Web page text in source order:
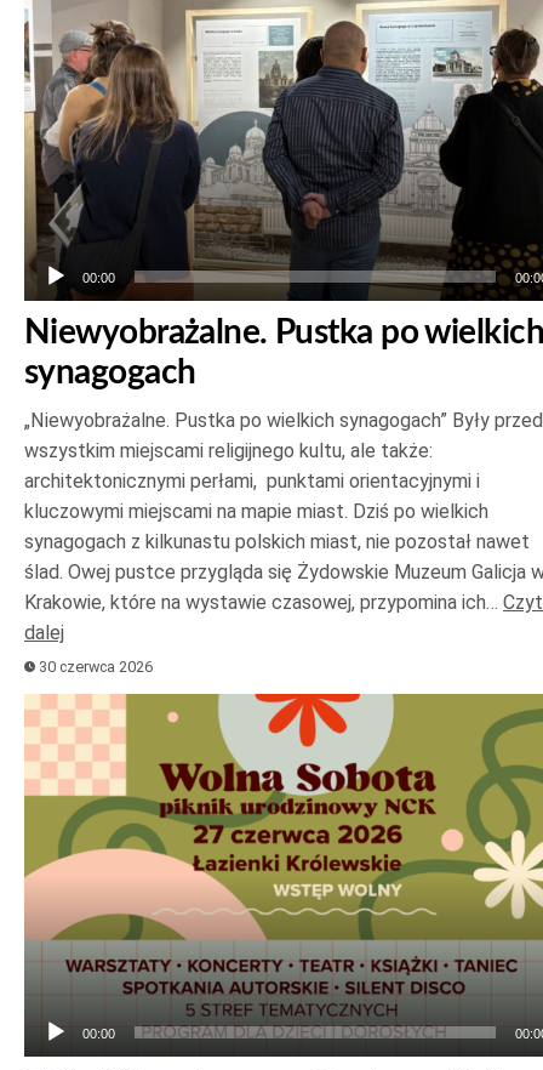
00:00
Niewyobrażalne. Pustka po wielkich
synagogach
„Niewyobrażalne. Pustka po wielkich synagogach” Były
wszystkim miejscami religijnego kultu, ale także:
architektonicznymi perłami, punktami orientacyjnymi i
kluczowymi miejscami na mapie miast. Dziś po wielkich
synagogach z kilkunastu polskich miast, nie pozostał nawet
ślad. Owej pustce przygląda się Żydowskie Muzeum Galicja
Krakowie, które na wystawie czasowej, przypomina ich…
dalej
30 czerwca 2026
Odtwarzacz
plików
dźwiękowych
00:00